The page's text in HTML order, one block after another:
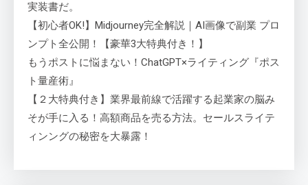
実装書だ。
【初心者OK!】Midjourney完全解説｜AI画像で副業 プロ
ンプト全公開！【豪華3大特典付き！】
もうポストに悩まない！ChatGPT×ライティング『ポス
ト量産術』
【２大特典付き】業界最前線で活躍する起業家の脳み
そが手に入る！高額商品を売る方法。セールスライテ
ィンングの秘密を大暴露！